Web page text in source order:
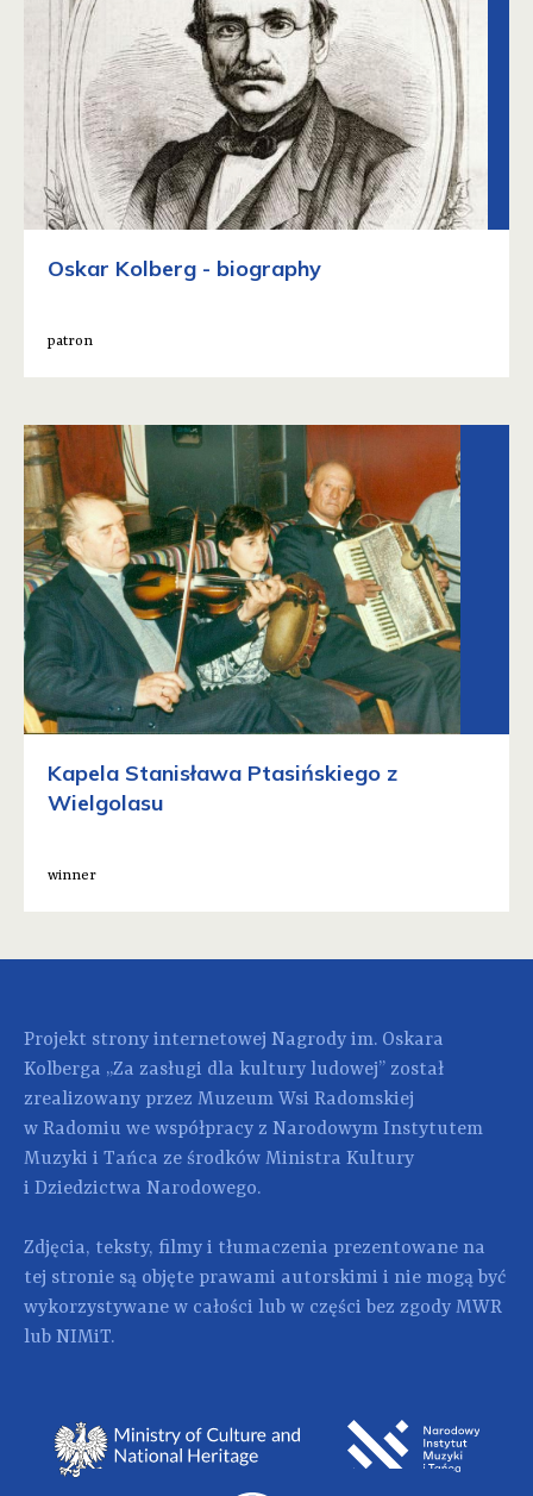
Oskar Kolberg - biography
patron
Kapela Stanisława Ptasińskiego z
Wielgolasu
winner
Projekt strony internetowej Nagrody im. Oskara
Kolberga „Za zasługi dla kultury ludowej” został
zrealizowany przez Muzeum Wsi Radomskiej
w Radomiu we współpracy z Narodowym Instytutem
Muzyki i Tańca ze środków Ministra Kultury
i Dziedzictwa Narodowego.
Zdjęcia, teksty, filmy i tłumaczenia prezentowane na
tej stronie są objęte prawami autorskimi i nie mogą być
wykorzystywane w całości lub w części bez zgody MWR
lub NIMiT.